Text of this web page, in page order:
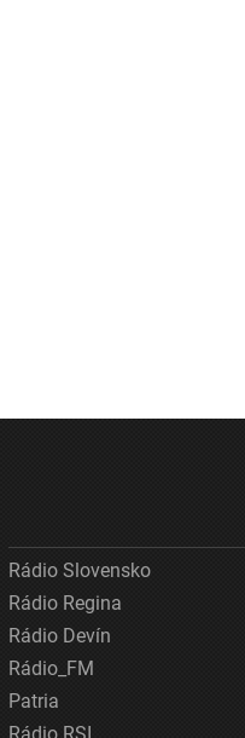
Rádio Slovensko
Rádio Regina
Rádio Devín
Rádio_FM
Patria